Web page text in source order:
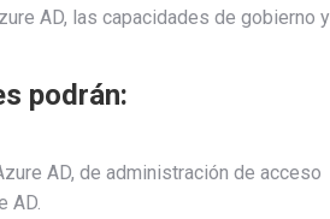
AD, las capacidades de gobierno y
podrán:
AD, de administración de acceso
AD.